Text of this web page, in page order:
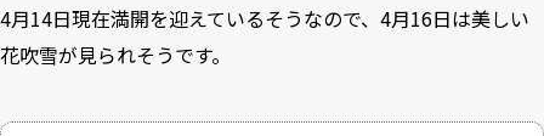
4月14日現在満開を迎えているそうなので、4月16日は美しい
花吹雪が見られそうです。